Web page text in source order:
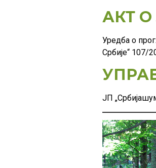
АКТ
Уредба о
Србије“ 107/
ЈП